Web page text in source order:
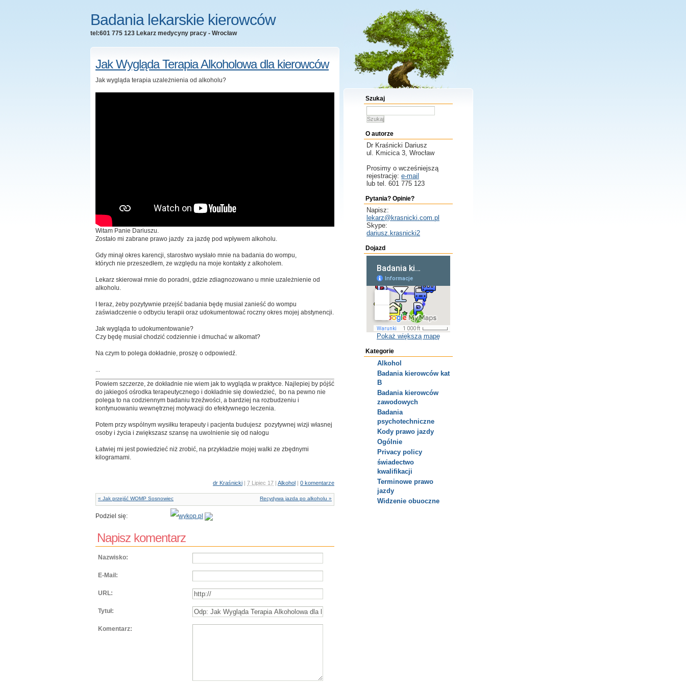
Badania lekarskie kierowców
tel:601 775 123 Lekarz medycyny pracy - Wrocław
Jak Wygląda Terapia Alkoholowa dla kierowców
Jak wygląda terapia uzależnienia od alkoholu?
Witam Panie Dariuszu.
Zostało mi zabrane prawo jazdy za jazdę pod wpływem alkoholu.
Gdy minął okres karencji, starostwo wysłało mnie na badania do wompu,
których nie przeszedłem, ze względu na moje kontakty z alkoholem.
Lekarz skierował mnie do poradni, gdzie zdiagnozowano u mnie uzależnienie od
alkoholu.
I teraz, żeby pozytywnie przejść badania będę musiał zanieść do wompu
zaświadczenie o odbyciu terapii oraz udokumentować roczny okres mojej abstynencji.
Jak wygląda to udokumentowanie?
Czy będę musiał chodzić codziennie i dmuchać w alkomat?
Na czym to polega dokładnie, proszę o odpowiedź.
...
Powiem szczerze, że dokładnie nie wiem jak to wygląda w praktyce. Najlepiej by pójść
do jakiegoś ośrodka terapeutycznego i dokładnie się dowiedzieć, bo na pewno nie
polega to na codziennym badaniu trzeźwości, a bardziej na rozbudzeniu i
kontynuowaniu wewnętrznej motywacji do efektywnego leczenia.
Potem przy wspólnym wysiłku terapeuty i pacjenta budujesz pozytywnej wizji własnej
osoby i życia i zwiększasz szansę na uwolnienie się od nałogu
Łatwiej mi jest powiedzieć niż zrobić, na przykładzie mojej walki ze zbędnymi
kilogramami.
dr Kraśnicki | 7 Lipiec 17 | Alkohol | 0 komentarze
« Jak przejść WOMP Sosnowiec Recydywa jazda po alkoholu »
Podziel się:
Napisz komentarz
Nazwisko:
E-Mail:
URL:
Tytuł:
Komentarz:
Szukaj
Szukaj
O autorze
Dr Kraśnicki Dariusz
ul. Kmicica 3, Wrocław
Prosimy o wcześniejszą
rejestrację: e-mail
lub tel. 601 775 123
Pytania? Opinie?
Napisz:
lekarz@krasnicki.com.pl
Skype:
dariusz.krasnicki2
Dojazd
Pokaż większą mapę
Kategorie
Alkohol
Badania kierowców kat
B
Badania kierowców
zawodowych
Badania
psychotechniczne
Kody prawo jazdy
Ogólnie
Privacy policy
świadectwo
kwalifikacji
Terminowe prawo
jazdy
Widzenie obuoczne